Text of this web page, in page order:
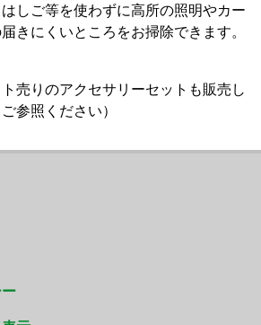
しご等を使わずに高所の照明やカー
きにくいところをお掃除できます。
ト売りのアクセサリーセットも販売し
参照ください）